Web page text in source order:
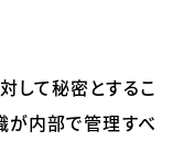
して秘密とするこ
が内部で管理すべ